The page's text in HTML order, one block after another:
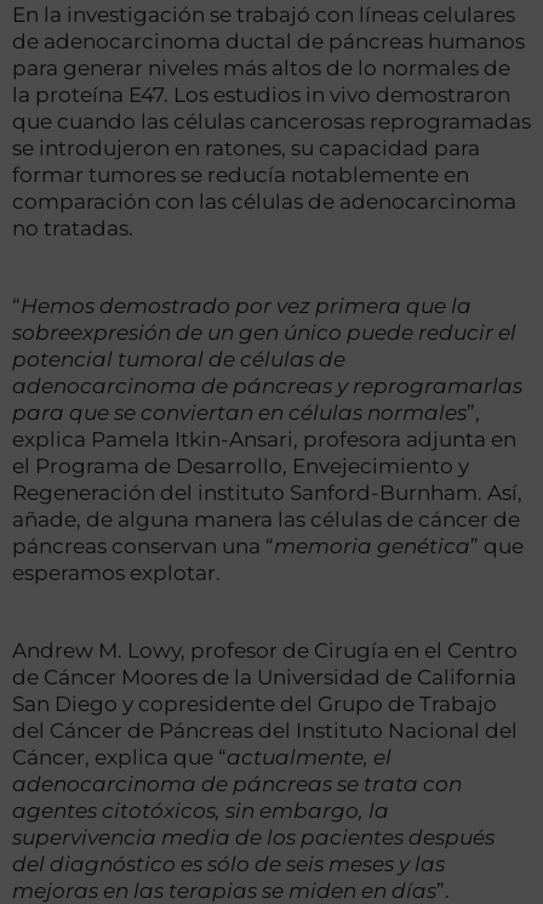
En la investigación se trabajó con líneas celulares
de adenocarcinoma ductal de páncreas humanos
para generar niveles más altos de lo normales de
la proteína E47. Los estudios in vivo demostraron
que cuando las células cancerosas reprogramadas
se introdujeron en ratones, su capacidad para
formar tumores se reducía notablemente en
comparación con las células de adenocarcinoma
no tratadas.
“Hemos demostrado por vez primera que la
sobreexpresión de un gen único puede reducir el
potencial tumoral de células de
adenocarcinoma de páncreas y reprogramarlas
para que se conviertan en células normales”,
explica Pamela Itkin-Ansari, profesora adjunta en
el Programa de Desarrollo, Envejecimiento y
Regeneración del instituto Sanford-Burnham. Así,
añade, de alguna manera las células de cáncer de
páncreas conservan una “memoria genética” que
esperamos explotar.
Andrew M. Lowy, profesor de Cirugía en el Centro
de Cáncer Moores de la Universidad de California
San Diego y copresidente del Grupo de Trabajo
del Cáncer de Páncreas del Instituto Nacional del
Cáncer, explica que “actualmente, el
adenocarcinoma de páncreas se trata con
agentes citotóxicos, sin embargo, la
supervivencia media de los pacientes después
del diagnóstico es sólo de seis meses y las
mejoras en las terapias se miden en días”.